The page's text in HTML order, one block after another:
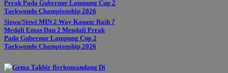
Siswa/Siswi MIN 2 Way Kanan: Raih 7
Medali Emas Dan 2 Mendali Perak
Pada Gubernur Lampung Cup 2
Taekwondo Championship 2026